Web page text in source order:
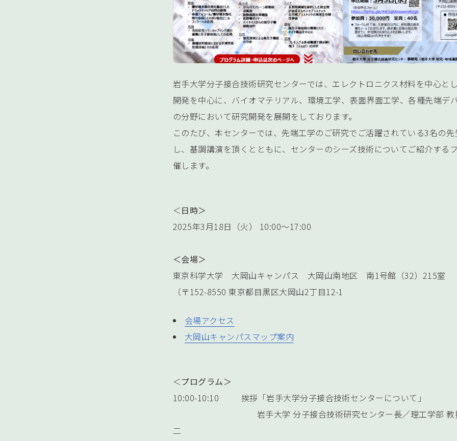
岩手大学分子接合技術研究センターでは、エレクトロニクス材料を中心と
開発を中心に、バイオマテリアル、環境工学、表面界面工学、各種先端デ
の分野において研究開発を展開をしております。
このたび、本センターでは、先端工学のご研究でご活躍されている3名の
し、基調講演を頂くとともに、センターのシーズ技術についてご紹介する
催します。
＜日時＞
2025年3月18日（火） 10:00～17:00
＜会場＞
東京科学大学 大岡山キャンパス 大岡山南地区 南1号館（32）215室
（〒152-8550 東京都目黒区大岡山2丁目12-1
会場アクセス
大岡山キャンパスマップ案内
＜プログラム＞
10:00-10:10 挨拶「岩手大学分子接合技術センターについて」
岩手大学 分子接合技術研究センター長／理工学部 教
二